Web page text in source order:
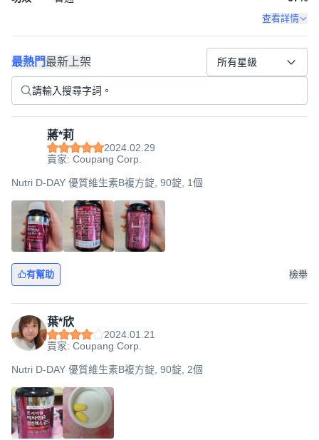
查看詳情
最熱門最新上架 所有星級
蔣*莉
2024.02.29
賣家: Coupang Corp.
Nutri D-DAY 優質維生素B複方錠, 90錠, 1個
有幫助 檢舉
葉*欣
2024.01.21
賣家: Coupang Corp.
Nutri D-DAY 優質維生素B複方錠, 90錠, 2個